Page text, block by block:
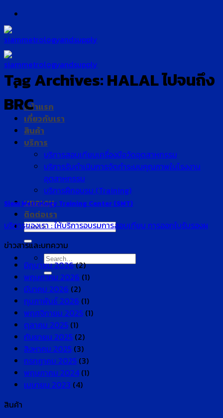
Skip
to
content
หน้าแรก
เกี่ยวกับเรา
สินค้า
บริการ
บริการสอบเทียบเครื่องมือวัดอุตสาหกรรม
บริการรับดำเนินการจัดทำระบบคุณภาพในโรงงาน
อุตสาหกรรม
บริการฝึกอบรม (Training)
บทความ
ติดต่อเรา
Search
for:
Search
for:
Tag Archives:HALAL ไปจนถึง
BRC
Siam Metrology Training Center (SMT)
บริการของเรา : ให้บริการอบรมการสอบเทียบ การออกใบรับรองผ
ข่าวสารและบทความ
มิถุนายน 2026(2)
พฤษภาคม 2026 (1)
มีนาคม 2026 (2)
กุมภาพันธ์ 2026 (1)
พฤศจิกายน 2025 (1)
ตุลาคม 2025 (1)
กันยายน 2025 (2)
สิงหาคม 2025 (3)
กรกฎาคม 2025 (3)
พฤษภาคม 2024 (1)
เมษายน 2023 (4)
สินค้า